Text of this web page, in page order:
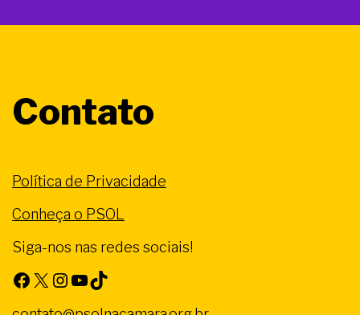
Contato
Política de Privacidade
Conheça o PSOL
Siga-nos nas redes sociais!
Facebook X Instagram Youtube TikTok